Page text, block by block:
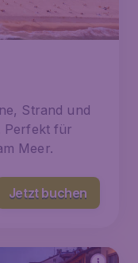
Strand und
Perfekt für
Meer.
Jetzt buchen